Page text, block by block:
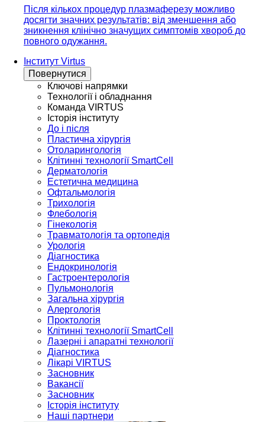
Після кількох процедур плазмаферезу можливо
досягти значних результатів: від зменшення або
зникнення клінічно значущих симптомів хвороб до
повного одужання.
Інститут Virtus
Повернутися
Ключові напрямки
Технології і обладнання
Команда VIRTUS
Історія інституту
До і після
Пластична хірургія
Отоларингологія
Клітинні технології SmartCell
Дерматологія
Естетична медицина
Офтальмологія
Трихологія
Флебологія
Гінекологія
Травматологія та ортопедія
Урологія
Діагностика
Ендокринологія
Гастроентерологія
Пульмонологія
Загальна хірургія
Алергологія
Проктологія
Клітинні технології SmartCell
Лазерні і апаратні технології
Діагностика
Лікарі VIRTUS
Засновник
Вакансії
Засновник
Історія інституту
Наші партнери